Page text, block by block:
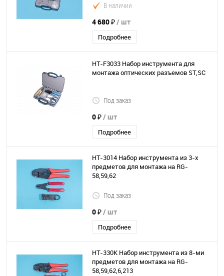
В наличии
4 680 ₽/ шт
Подробнее
HT-F3033 Набор инструмента для
монтажа оптических разъемов ST,SC
Под заказ
0 ₽/ шт
Подробнее
HT-3014 Набор инструмента из 3-х
предметов для монтажа на RG-
58,59,62
Под заказ
0 ₽/ шт
Подробнее
HT-330K Набор инструмента из 8-ми
предметов для монтажа на RG-
58,59,62,6,213